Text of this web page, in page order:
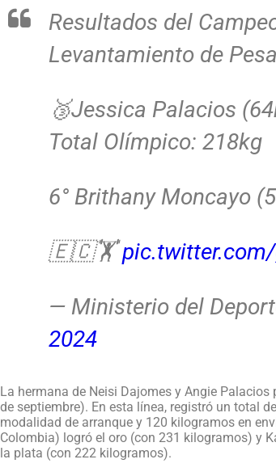
Resultados del
Levantamiento de
🥉Jessica Palacios
Total Olímpico: 218kg
6° Brithany Moncayo
🇪🇨🏋️
— Ministerio del
2024
La hermana de Neisi Dajomes y Angie
de septiembre). En esta línea, registró un total
modalidad de arranque y 120 kilogramos en
Colombia) logró el oro (con 231 kilogramos) y
la plata (con 222 kilogramos).